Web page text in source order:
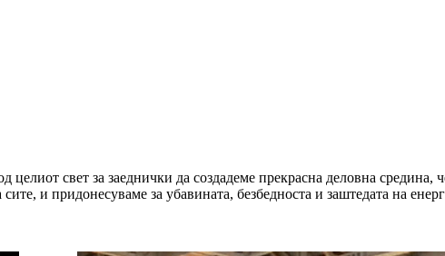
свет за заеднички да создадеме прекрасна деловна средина,
и придонесуваме за убавината, безбедноста и заштедата на